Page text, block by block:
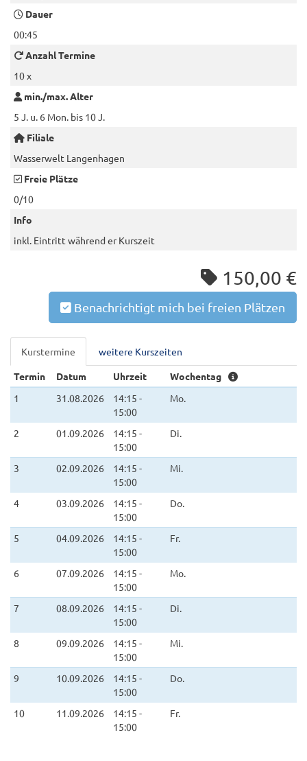
Dauer
00:45
Anzahl Termine
10 x
min./max. Alter
5 J. u. 6 Mon. bis 10 J.
Filiale
Wasserwelt Langenhagen
Freie Plätze
0/10
Info
inkl. Eintritt während er Kurszeit
150,00 €
Benachrichtigt mich bei freien Plätzen
Kurstermine
weitere Kurszeiten
Termin
Datum Uhrzeit
Wochentag
1
31.08.2026
14:15 -
15:00
Mo.
2 01.09.2026
14:15 -
15:00
Di.
3 02.09.2026
14:15 -
15:00
Mi.
4 03.09.2026
14:15 -
15:00
Do.
5 04.09.2026
14:15 -
15:00
Fr.
6 07.09.2026
14:15 -
15:00
Mo.
7 08.09.2026
14:15 -
15:00
Di.
8 09.09.2026
14:15 -
15:00
Mi.
9 10.09.2026
14:15 -
15:00
Do.
10 11.09.2026
14:15 -
15:00
Fr.